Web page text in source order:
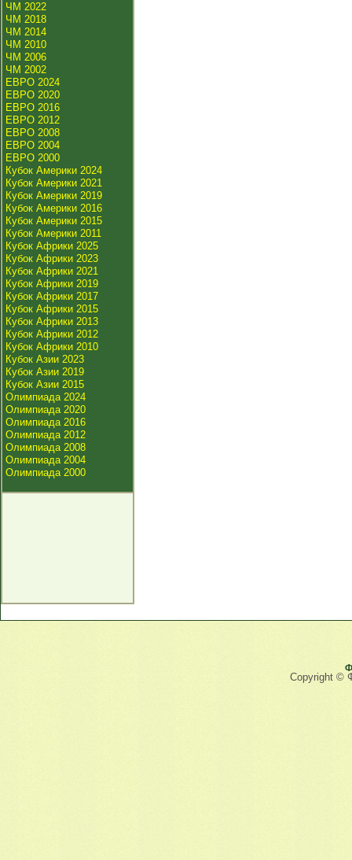
ЧМ 2022
ЧМ 2018
ЧМ 2014
ЧМ 2010
ЧМ 2006
ЧМ 2002
ЕВРО 2024
ЕВРО 2020
ЕВРО 2016
ЕВРО 2012
ЕВРО 2008
ЕВРО 2004
ЕВРО 2000
Кубок Америки 2024
Кубок Америки 2021
Кубок Америки 2019
Кубок Америки 2016
Кубок Америки 2015
Кубок Америки 2011
Кубок Африки 2025
Кубок Африки 2023
Кубок Африки 2021
Кубок Африки 2019
Кубок Африки 2017
Кубок Африки 2015
Кубок Африки 2013
Кубок Африки 2012
Кубок Африки 2010
Кубок Азии 2023
Кубок Азии 2019
Кубок Азии 2015
Олимпиада 2024
Олимпиада 2020
Олимпиада 2016
Олимпиада 2012
Олимпиада 2008
Олимпиада 2004
Олимпиада 2000
Copyright ©